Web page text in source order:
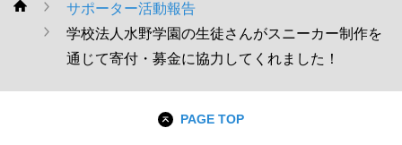
WWF
サポーター活動報告
学校法人水野学園の生徒さんがスニーカー制作を
通じて寄付・募金に協力してくれました！
PAGE TOP